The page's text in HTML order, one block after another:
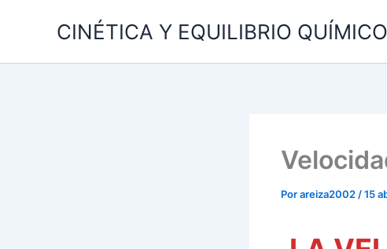
CINÉTICA Y EQUILIBRIO QUÍMICO
Porareiza2002 /15